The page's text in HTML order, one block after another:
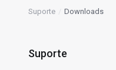
Suporte Downloads
Suporte